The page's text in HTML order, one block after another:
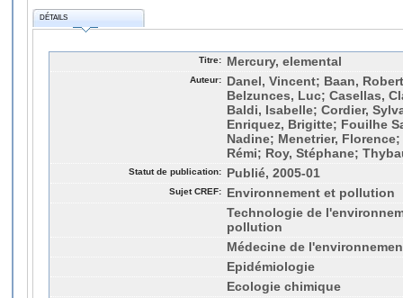
DÉTAILS
Titre: Mercury, elemental
Auteur:
Danel, Vincent; Baan,
Belzunces, Luc; Casellas,
Baldi, Isabelle; Cordier,
Enriquez, Brigitte; Fouilhe
Nadine; Menetrier,
Rémi; Roy, Stéphane;
Statut de publication: Publié, 2005-01
Sujet CREF:
Environnement et pollution
Technologie de
pollution
Médecine de
Epidémiologie
Ecologie chimique